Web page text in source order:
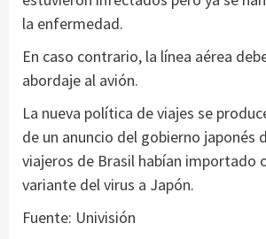
la enfermedad.
En caso contrario, la línea aérea
abordaje al avión.
La nueva política de viajes se
de un anuncio del gobierno japonés
viajeros de Brasil habían importado
variante del virus a Japón.
Fuente: Univisión